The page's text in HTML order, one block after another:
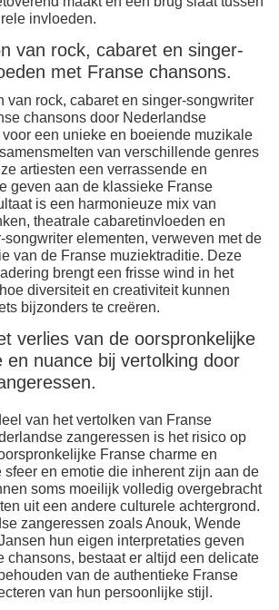
invloeden.
van rock, cabaret en singer-
met Franse chansons.
van rock, cabaret en singer-songwriter
chansons door Nederlandse
een unieke en boeiende muzikale
van verschillende genres
artiesten een verrassende en
geven aan de klassieke Franse
is een harmonieuze mix van
theatrale cabaretinvloeden en
elementen, verweven met de
van de Franse muziektraditie. Deze
brengt een frisse wind in het
diversiteit en creativiteit kunnen
bijzonders te creëren.
verlies van de oorspronkelijke
en nuance bij vertolking door
van het vertolken van Franse
zangeressen is het risico op
Franse charme en
en emotie die inherent zijn aan de
soms moeilijk volledig overgebracht
uit een andere culturele achtergrond.
zangeressen zoals Anouk, Wende
hun eigen interpretaties geven
chansons, bestaat er altijd een delicate
van de authentieke Franse
van hun persoonlijke stijl.